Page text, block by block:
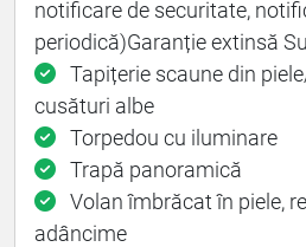
notificare de securitate,
periodică)Garanție extinsă
Tapițerie scaune din
cusături albe
Torpedou cu iluminare
Trapă panoramică
Volan îmbrăcat în piele,
adâncime